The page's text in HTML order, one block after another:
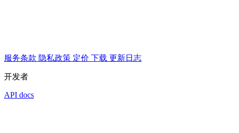
服务条款 隐私政策 定价 下载 更新日志
开发者
API docs